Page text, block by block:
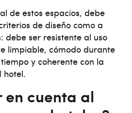
de estos espacios, debe
de diseño como a
debe ser resistente al uso
limpiable, cómodo durante
y coherente con la
hotel.
en cuenta al